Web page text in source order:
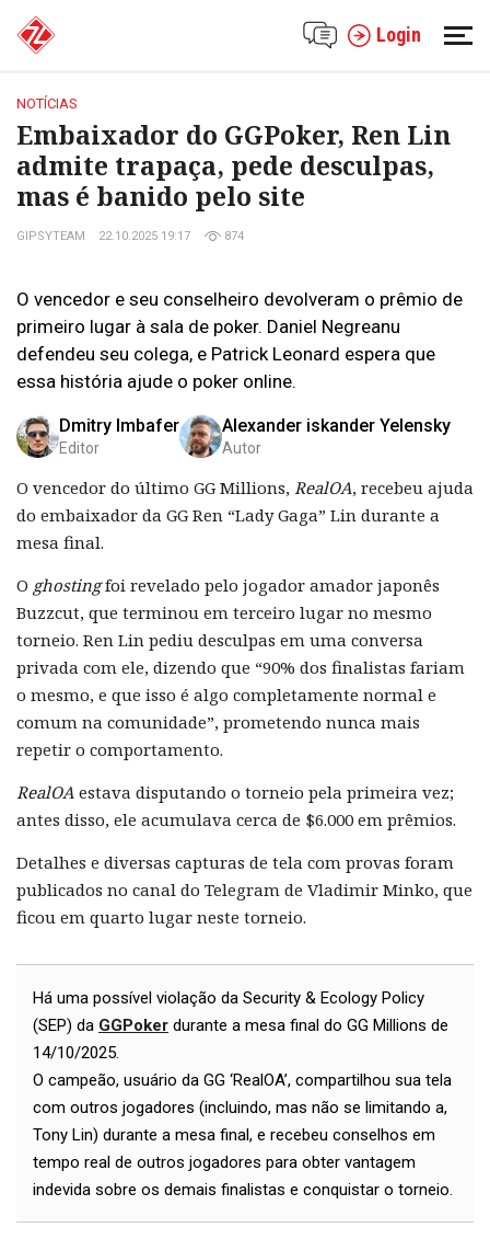
Login
NOTÍCIAS
Embaixador do GGPoker, Ren Lin
admite trapaça, pede desculpas,
mas é banido pelo site
GIPSYTEAM 22.10.2025 19:17 874
O vencedor e seu conselheiro devolveram o prêmio de
primeiro lugar à sala de poker. Daniel Negreanu
defendeu seu colega, e Patrick Leonard espera que
essa história ajude o poker online.
Dmitry Imbafer
Editor
Alexander iskander Yelensky
Autor
O vencedor do último GG Millions, RealOA, recebeu ajuda
do embaixador da GG Ren “Lady Gaga” Lin durante a
mesa final.
O ghostingfoi revelado pelo jogador amador japonês
Buzzcut, que terminou em terceiro lugar no mesmo
torneio. Ren Lin pediu desculpas em uma conversa
privada com ele, dizendo que “90% dos finalistas fariam
o mesmo, e que isso é algo completamente normal e
comum na comunidade”, prometendo nunca mais
repetir o comportamento.
RealOA estava disputando o torneio pela primeira vez;
antes disso, ele acumulava cerca de $6.000 em prêmios.
Detalhes e diversas capturas de tela com provas foram
publicados no canal do Telegram de Vladimir Minko, que
ficou em quarto lugar neste torneio.
Há uma possível violação da Security & Ecology Policy
(SEP) da GGPoker durante a mesa final do GG Millions de
14/10/2025.
O campeão, usuário da GG ‘RealOA’, compartilhou sua tela
com outros jogadores (incluindo, mas não se limitando a,
Tony Lin) durante a mesa final, e recebeu conselhos em
tempo real de outros jogadores para obter vantagem
indevida sobre os demais finalistas e conquistar o torneio.